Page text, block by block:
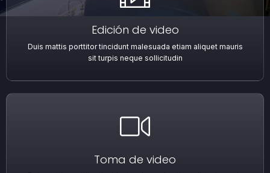
Edición de video
Duis mattis porttitor tincidunt malesuada etiam aliquet mauris
sit turpis neque sollicitudin
Toma de video